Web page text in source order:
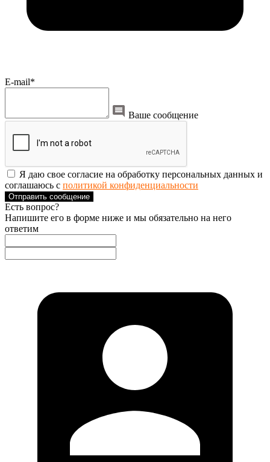
E-mail*
Ваше сообщение
Я даю свое согласие на обработку персональных данных и
соглашаюсь с политикой конфиденциальности
Отправить сообщение
Есть вопрос?
Напишите его в форме ниже и мы обязательно на него
ответим